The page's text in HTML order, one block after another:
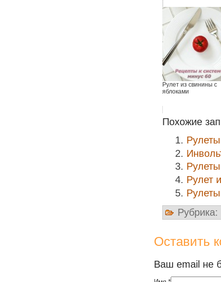
Рулет из свинины с
яблоками
Похожие
Рулеты
Рулет
Рубрика:
Оставить
Ваш email не